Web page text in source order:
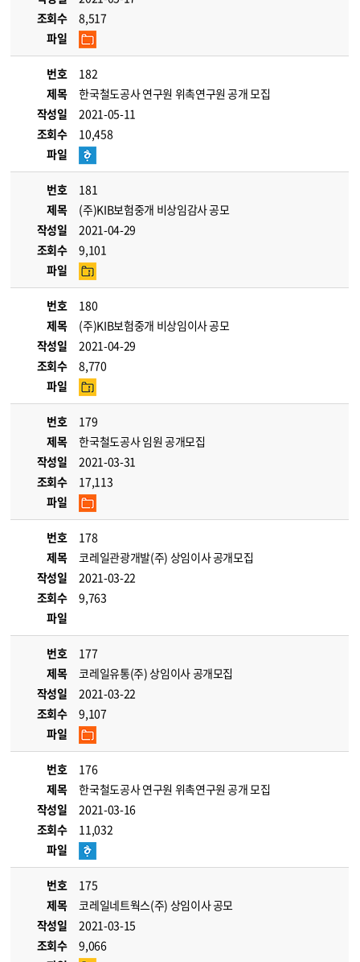
조회수
8,517
파일
번호
182
제목
한국철도공사 연구원 위촉연구원 공개 모집
작성일
2021-05-11
조회수
10,458
파일
번호
181
제목
(주)KIB보험중개 비상임감사 공모
작성일
2021-04-29
조회수
9,101
파일
번호
180
제목
(주)KIB보험중개 비상임이사 공모
작성일
2021-04-29
조회수
8,770
파일
번호
179
제목
한국철도공사 임원 공개모집
작성일
2021-03-31
조회수
17,113
파일
번호
178
제목
코레일관광개발(주) 상임이사 공개모집
작성일
2021-03-22
조회수
9,763
파일
번호
177
제목
코레일유통(주) 상임이사 공개모집
작성일
2021-03-22
조회수
9,107
파일
번호
176
제목
한국철도공사 연구원 위촉연구원 공개 모집
작성일
2021-03-16
조회수
11,032
파일
번호
175
제목
코레일네트웍스(주) 상임이사 공모
작성일
2021-03-15
조회수
9,066